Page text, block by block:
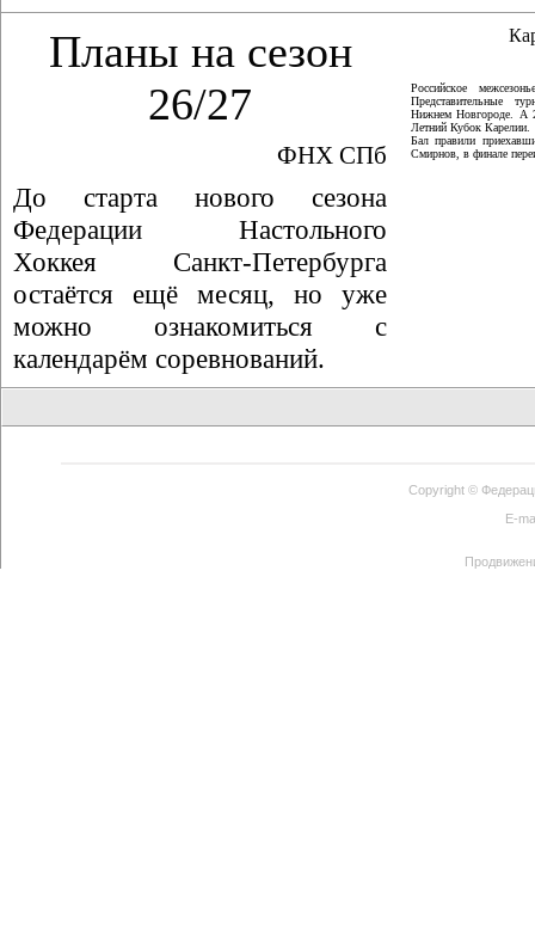
Планы на сезон
26/27
ФНХ СПб
До старта нового сезона
Федерации Настольного
Хоккея Санкт-Петербурга
остаётся ещё месяц, но уже
можно ознакомиться с
календарём соревнований.
Российское
Представительные
Нижнем Новгороде. А
Летний Кубок Карелии.
Бал правили
Смирнов, в финале
Copyright ©
E-